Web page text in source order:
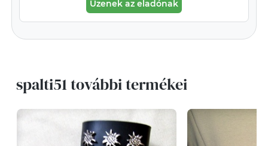
Üzenek az eladónak
spalti51 további termékei